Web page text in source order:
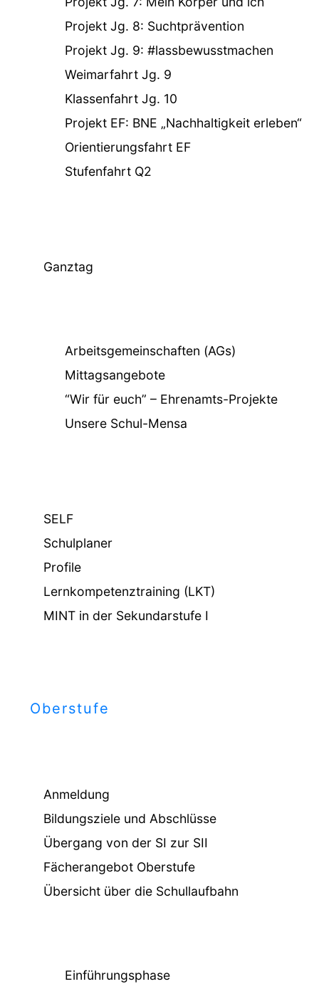
Projekt Jg. 8: Suchtprävention
Projekt Jg. 9: #lassbewusstmachen
Weimarfahrt Jg. 9
Klassenfahrt Jg. 10
Projekt EF: BNE „Nachhaltigkeit erleben“
Orientierungsfahrt EF
Stufenfahrt Q2
Ganztag
Arbeitsgemeinschaften (AGs)
Mittagsangebote
“Wir für euch” – Ehrenamts-Projekte
Unsere Schul-Mensa
SELF
Schulplaner
Profile
Lernkompetenztraining (LKT)
MINT in der Sekundarstufe I
Oberstufe
Anmeldung
Bildungsziele und Abschlüsse
Übergang von der SI zur SII
Fächerangebot Oberstufe
Übersicht über die Schullaufbahn
Einführungsphase